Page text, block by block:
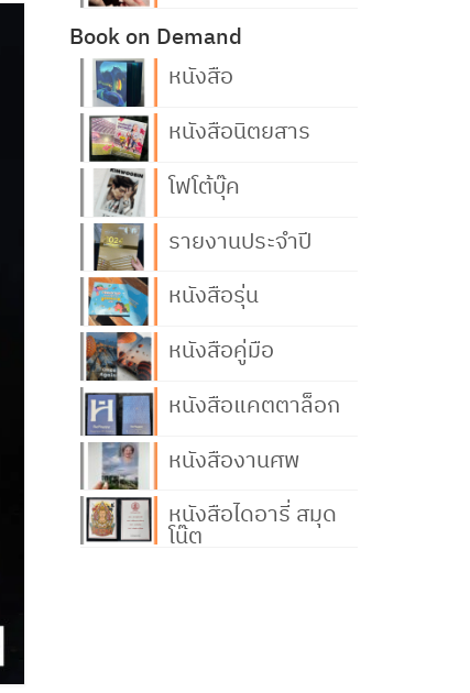
Book on Demand
หนังสือ
หนังสือนิตยสาร
โฟโต้บุ๊ค
รายงานประจำปี
หนังสือรุ่น
หนังสือคู่มือ
หนังสือแคตตาล็อก
หนังสืองานศพ
หนังสือไดอารี่ สมุด
โน๊ต